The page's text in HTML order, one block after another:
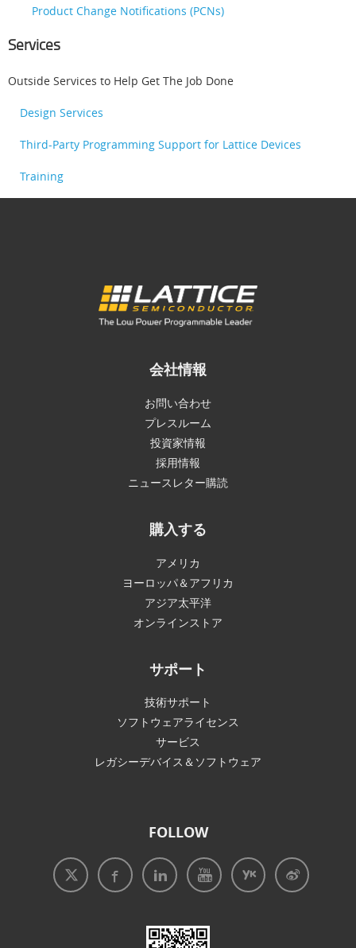
Product Change Notifications (PCNs)
Services
Outside Services to Help Get The Job Done
Design Services
Third-Party Programming Support for Lattice Devices
Training
会社情報
お問い合わせ
プレスルーム
投資家情報
採用情報
ニュースレター購読
購入する
アメリカ
ヨーロッパ＆アフリカ
アジア太平洋
オンラインストア
サポート
技術サポート
ソフトウェアライセンス
サービス
レガシーデバイス＆ソフトウェア
FOLLOW